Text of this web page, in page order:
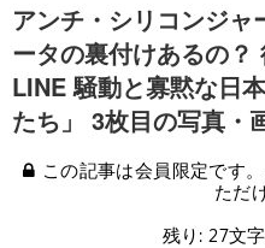
アンチ・シリコンジ
ータの裏付けあるの？
LINE 騒動と寡黙な日
たち」 3枚目の写真・
この記事は会員限定です
ただ
残り: 27文